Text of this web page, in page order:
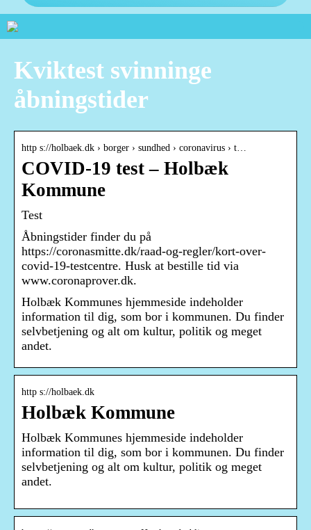
Kviktest svinninge
åbningstider
http s://holbaek.dk › borger › sundhed › coronavirus › t…
COVID-19 test – Holbæk
Kommune
Test
Åbningstider finder du på
https://coronasmitte.dk/raad-og-regler/kort-over-
covid-19-testcentre. Husk at bestille tid via
www.coronaprover.dk.
Holbæk Kommunes hjemmeside indeholder
information til dig, som bor i kommunen. Du finder
selvbetjening og alt om kultur, politik og meget
andet.
http s://holbaek.dk
Holbæk Kommune
Holbæk Kommunes hjemmeside indeholder
information til dig, som bor i kommunen. Du finder
selvbetjening og alt om kultur, politik og meget
andet.